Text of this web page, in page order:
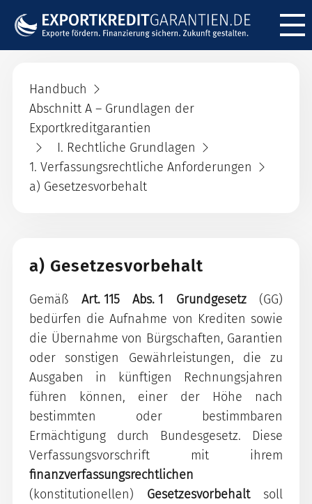
Handbuch
Abschnitt A – Grundlagen der
Exportkreditgarantien
I. Rechtliche Grundlagen
1. Verfassungsrechtliche Anforderungen
a) Gesetzesvorbehalt
a) Gesetzesvorbehalt
Gemäß Art. 115 Abs. 1 Grundgesetz (GG)
bedürfen die Aufnahme von Krediten sowie
die Übernahme von Bürgschaften, Garantien
oder sonstigen Gewährleistungen, die zu
Ausgaben in künftigen Rechnungsjahren
führen können, einer der Höhe nach
bestimmten oder bestimmbaren
Ermächtigung durch Bundesgesetz. Diese
Verfassungsvorschrift mit ihrem
finanzverfassungsrechtlichen
(konstitutionellen) Gesetzesvorbehaltsoll